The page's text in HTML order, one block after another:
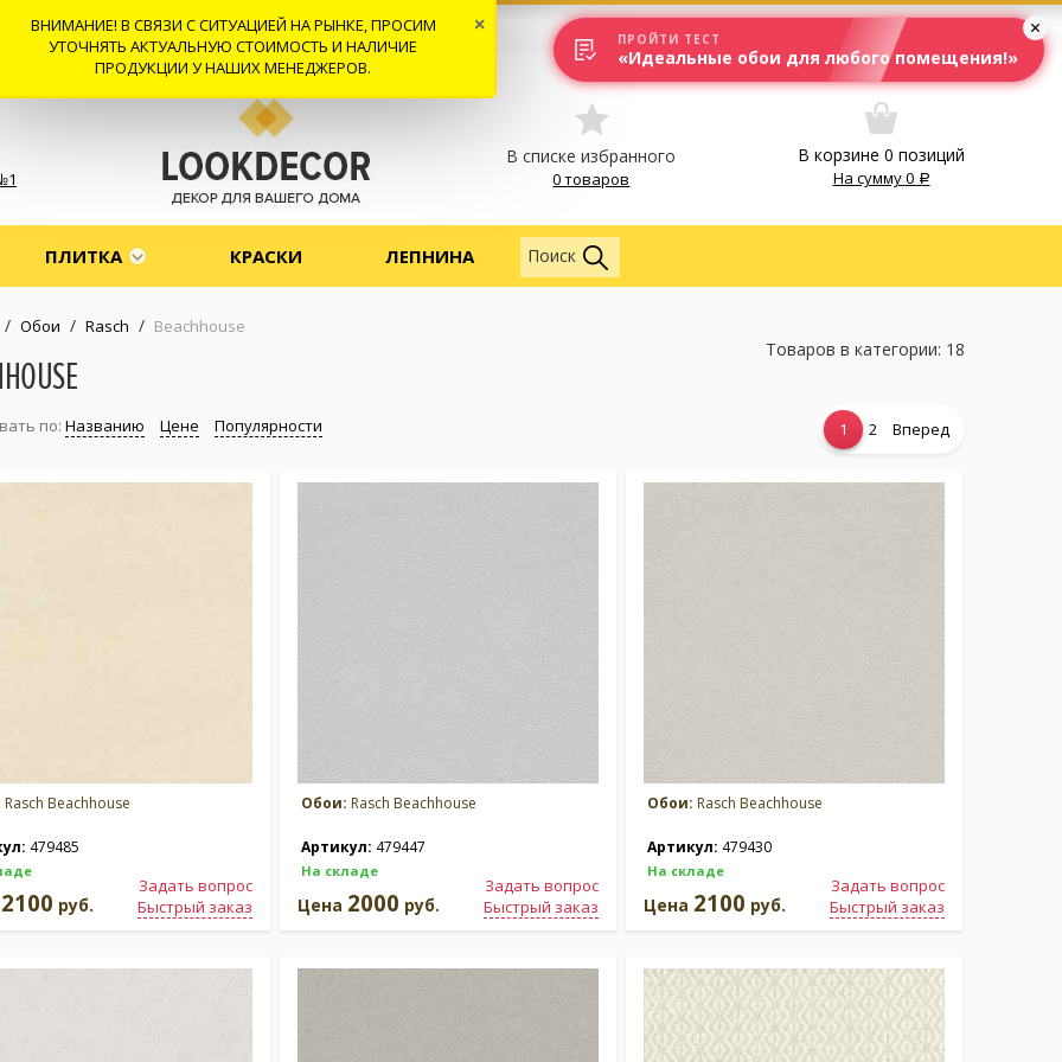
ДОСТАВКА СОТРУДНИЧЕСТВО КОНТАКТЫ ОТЗЫВЫ
В списке избранного
0 товаров
В корзине 0 позиций
На сумму0
ПЛИТКА КРАСКИ ЛЕПНИНА Везде
Поиск
/ Обои / Rasch / Beachhouse
Товаров в категории: 18
по: Названию Цене Популярности 1 2 Вперед
Rasch Beachhouse
479485
Задать вопрос
Быстрый заказ
2100 руб.
Обои: Rasch Beachhouse
Артикул: 479447
На складе
Задать вопрос
Быстрый заказ
Цена 2000 руб.
Обои: Rasch Beachhouse
Артикул: 479430
На складе
Задать вопрос
Быстрый заказ
Цена 2100 руб.
ВНИМАНИЕ! В СВЯЗИ С СИТУАЦИЕЙ НА РЫНКЕ, ПРОСИМ
УТОЧНЯТЬ АКТУАЛЬНУЮ СТОИМОСТЬ И НАЛИЧИЕ
ПРОДУКЦИИ У НАШИХ МЕНЕДЖЕРОВ.
×
ПРОЙТИ ТЕСТ
«Идеальные обои для любого помещения!»